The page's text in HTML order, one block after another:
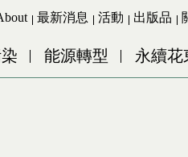
content最新消息 活動 出版品
能源轉型 永續花